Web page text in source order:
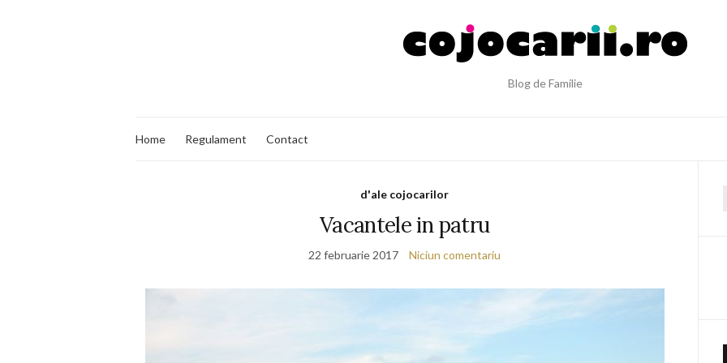
Blog de Familie
Home Regulament Contact
d'ale cojocarilor
Vacantele in patru
22 februarie 2017 Niciun comentariu